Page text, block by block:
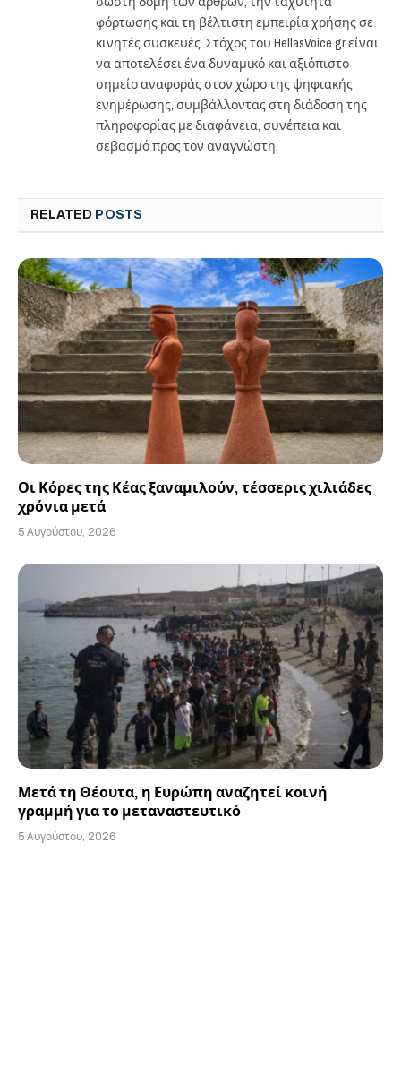
φόρτωσης και τη βέλτιστη εμπειρία χρήσης σε
κινητές συσκευές. Στόχος του HellasVoice.gr είναι
να αποτελέσει ένα δυναμικό και αξιόπιστο
σημείο αναφοράς στον χώρο της ψηφιακής
ενημέρωσης, συμβάλλοντας στη διάδοση της
πληροφορίας με διαφάνεια, συνέπεια και
σεβασμό προς τον αναγνώστη.
RELATED POSTS
Οι Κόρες της Κέας ξαναμιλούν, τέσσερις χιλιάδες
χρόνια μετά
5 Αυγούστου, 2026
Μετά τη Θέουτα, η Ευρώπη αναζητεί κοινή
γραμμή για το μεταναστευτικό
5 Αυγούστου, 2026